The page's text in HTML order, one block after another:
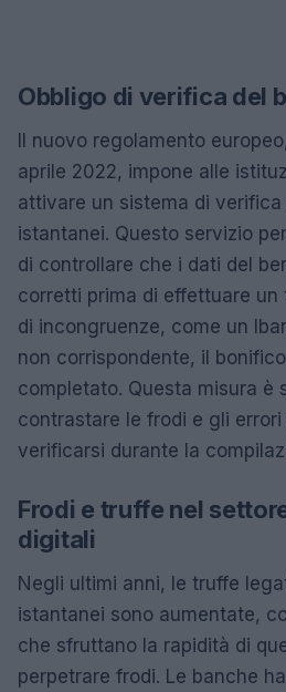
Obbligo di verifica del
Il nuovo regolamento
aprile 2022, impone alle
attivare un sistema di
istantanei. Questo servizio
di controllare che i dati del
corretti prima di effettuare un
di incongruenze, come un
non corrispondente, il
completato. Questa misura è
contrastare le frodi e gli
verificarsi durante la
Frodi e truffe nel
digitali
Negli ultimi anni, le truffe
istantanei sono aumentate,
che sfruttano la rapidità di
perpetrare frodi. Le banche